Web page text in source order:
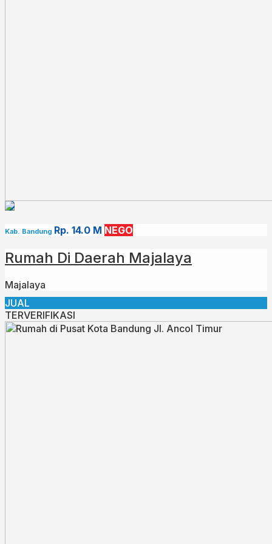
Kab. Bandung Rp. 14.0 M NEGO
Rumah Di Daerah Majalaya
Majalaya
JUAL
TERVERIFIKASI